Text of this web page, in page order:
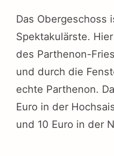
Das Obergeschoss
Spektakulärste.
des Parthenon-
und durch die
echte Parthenon.
Euro in der
und 10 Euro in der